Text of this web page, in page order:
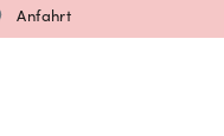
Anfahrt